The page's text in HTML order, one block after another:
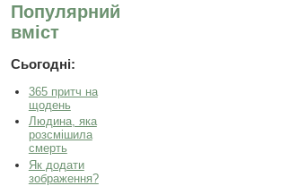
Популярний
вміст
Сьогодні:
365 притч на
щодень
Людина, яка
розсмішила
смерть
Як додати
зображення?